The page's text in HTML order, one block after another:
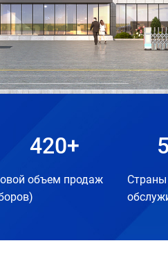
420+
объем продаж
Страны